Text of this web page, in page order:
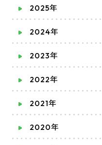
2025年
2024年
2023年
2022年
2021年
2020年